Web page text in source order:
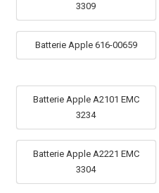
3309
Batterie Apple 616-00659
Batterie Apple A2101 EMC
3234
Batterie Apple A2221 EMC
3304